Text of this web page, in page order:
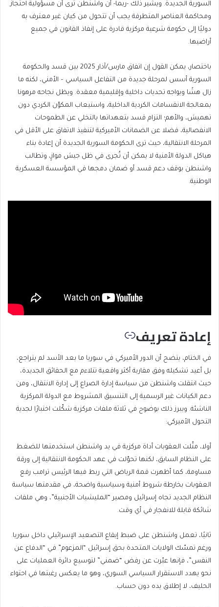
السورية الجديدة. ويشير ذلك -ربما- أن واشنطن ترى أن مسؤولية احتجاز
ومحاكمة العناصر المتطرفة يجب أن تتحول من كيان غير معترف به
دوليًا إلى حكومة شرعية مركزية قادرة على إنفاذ القانون في جميع
أراضيها.
باختصار، يمكن القول إن اتفاق مارس/آذار 2025 بين قسد والحكومة
السورية أسس لمرحلة جديدة من التفاعل السياسي – الأمني، لكنه ما
زال هشًا ويواجه تحديات داخلية وإقليمية معقدة. ويظل نجاحه مرهونا
بمعالجة الانقسامات الكردية الداخلية، واستيعاب المكوّن الكردي دون
تهميش، والأهم؛ التزام قسد بتعهداتها بالتخلي عن الطموحات
الانفصالية، فضلا عن الضمانات الأميركية لتنفيذ الاتفاق على الأقل في
المرحلة الانتقالية، حيث ترى الحكومة السورية الجديدة أن إعادة بناء
هياكل الدولة الأمنية لا يمكن أن تُجرى في ظل جيش موازٍ، وتطالب
واشنطن بوقف دعم قسد أو ضمان دمجها في المؤسسة العسكرية
الوطنية.
إعادة تعريف
في الختام، يتضح أن الدور الأميركي في سوريا ما بعد الأسد لم يتراجع،
بل أعيد تشكيله وفق مقاربة أكثر واقعية تتلاءم مع الحقائق الجديدة،
حيث انتقلت واشنطن من سياسة إدارة الصراع إلى إدارة الانتقال، ومن
دعم الكيانات غير الرسمية إلى التنسيق المشروط مع الدولة المركزية
الناشئة. ويبرز ذلك بوضوح في ثلاثة ملفات مركزية شكّلت اختبارًا لجدية
التحول الأميركي:
أولا، مثّلت العقوبات أداة مركزية في يد واشنطن استخدمتها للضغط
على النظام السابق، لكنها تحوّلت في عهد الحكومة الانتقالية إلى ورقة
مساومة، كما أظهرت قمة الرياض التي ربط فيها الرئيس ترامب رفع
العقوبات بخارطة شروط أمنية وسياسية واضحة، في مقدمتها سياسة
النظام الجديد تجاه إسرائيل ومصير “المليشيات الأجنبية”، وهي ملفات
شائكة قابلة للانفجار في أي وقت.
ثانيًا، تعمل واشنطن على ضبط إيقاع التصعيد الإسرائيلي داخل سوريا.
ورغم تمسّك الولايات المتحدة بحق إسرائيل “المزعوم” في “الدفاع عن
النفس”، فإنها عبّرت عن رفض “ضمني” لتوسيع دائرة العمليات على
نحو يهدد الاستقرار السياسي السوري، وهو ما يعكس رغبتها في احتواء
الحليف، لا إطلاق يده دون حساب.